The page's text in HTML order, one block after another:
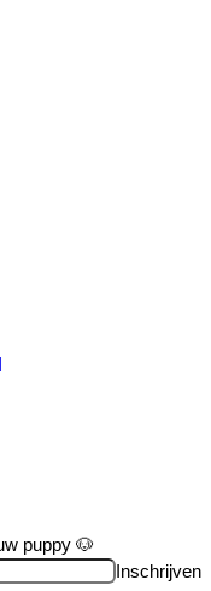
puppy 🐶
Inschrijven